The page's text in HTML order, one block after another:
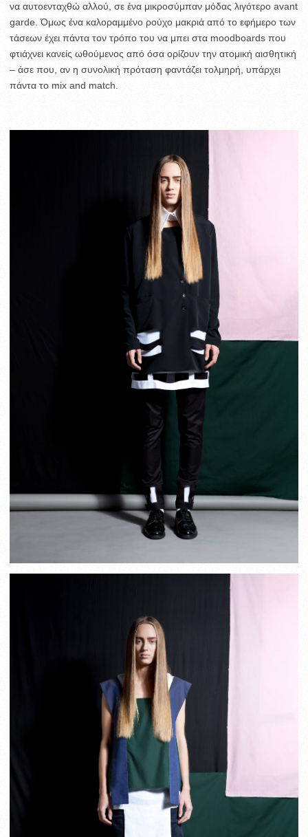
να αυτοενταχθώ αλλού, σε ένα μικροσύμπαν μόδας λιγότερο avant
garde. Όμως ένα καλοραμμένο ρούχο μακριά από το εφήμερο των
τάσεων έχει πάντα τον τρόπο του να μπει στα moodboards που
φτιάχνει κανείς ωθούμενος από όσα ορίζουν την ατομική αισθητική
– άσε που, αν η συνολική πρόταση φαντάζει τολμηρή, υπάρχει
πάντα το mix and match.